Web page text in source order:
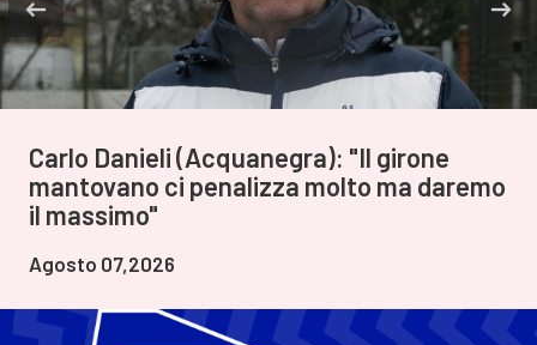
Carlo Danieli (Acquanegra): "Il girone
mantovano ci penalizza molto ma daremo
il massimo"
Agosto 07,2026